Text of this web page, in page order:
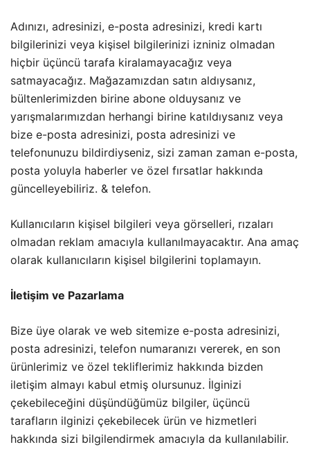
Adınızı, adresinizi, e-posta adresinizi, kredi kartı
bilgilerinizi veya kişisel bilgilerinizi izniniz olmadan
hiçbir üçüncü tarafa kiralamayacağız veya
satmayacağız. Mağazamızdan satın aldıysanız,
bültenlerimizden birine abone olduysanız ve
yarışmalarımızdan herhangi birine katıldıysanız veya
bize e-posta adresinizi, posta adresinizi ve
telefonunuzu bildirdiyseniz, sizi zaman zaman e-posta,
posta yoluyla haberler ve özel fırsatlar hakkında
güncelleyebiliriz. & telefon.
Kullanıcıların kişisel bilgileri veya görselleri, rızaları
olmadan reklam amacıyla kullanılmayacaktır. Ana amaç
olarak kullanıcıların kişisel bilgilerini toplamayın.
İletişim ve Pazarlama
Bize üye olarak ve web sitemize e-posta adresinizi,
posta adresinizi, telefon numaranızı vererek, en son
ürünlerimiz ve özel tekliflerimiz hakkında bizden
iletişim almayı kabul etmiş olursunuz. İlginizi
çekebileceğini düşündüğümüz bilgiler, üçüncü
tarafların ilginizi çekebilecek ürün ve hizmetleri
hakkında sizi bilgilendirmek amacıyla da kullanılabilir.